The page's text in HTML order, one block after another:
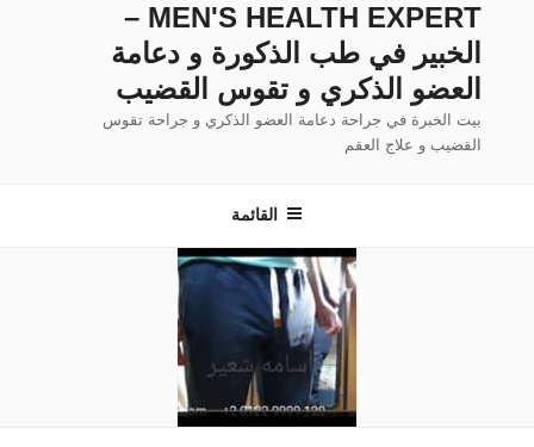
MEN'S HEALTH EXPERT –
الخبير في طب الذكورة و دعامة
العضو الذكري و تقوس القضيب
بيت الخبرة في جراحة دعامة العضو الذكري و جراحة تقوس
القضيب و علاج العقم
القائمة